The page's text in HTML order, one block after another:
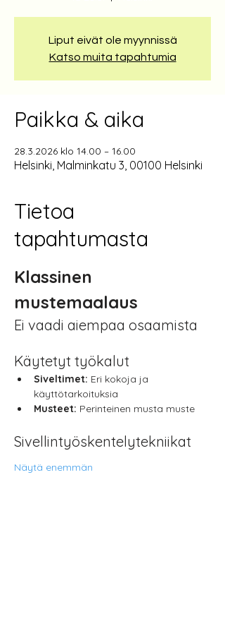
Liput eivät ole myynnissä
Katso muita tapahtumia
Paikka & aika
28.3.2026 klo 14.00 – 16.00
Helsinki, Malminkatu 3, 00100 Helsinki
Tietoa
tapahtumasta
Klassinen
mustemaalaus
Ei vaadi aiempaa osaamista
Käytetyt työkalut
Siveltimet: Eri kokoja ja
käyttötarkoituksia
Musteet: Perinteinen musta muste
Sivellintyöskentelytekniikat
Näytä enemmän